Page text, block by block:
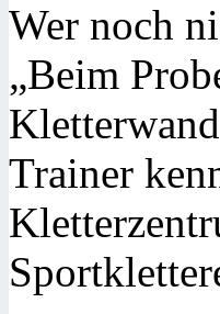
Wer noch
„Beim
Trainer